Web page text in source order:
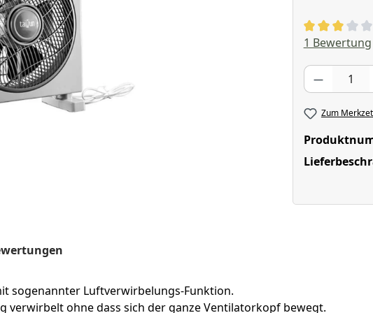
1 Bewertung
Produkt
Zum
sogenannter Luftverwirbelungs-Funktion.
verwirbelt ohne dass sich der ganze Ventilatorkopf bewegt.